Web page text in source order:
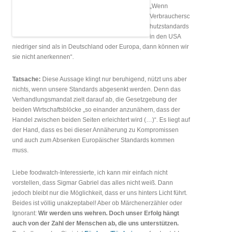
„Wenn
Verbrauchersc
hutzstandards
in den USA
niedriger sind als in Deutschland oder Europa, dann können wir
sie nicht anerkennen“.
Tatsache: Diese Aussage klingt nur beruhigend, nützt uns aber
nichts, wenn unsere Standards abgesenkt werden. Denn das
Verhandlungsmandat zielt darauf ab, die Gesetzgebung der
beiden Wirtschaftsblöcke „so einander anzunähern, dass der
Handel zwischen beiden Seiten erleichtert wird (…)“. Es liegt auf
der Hand, dass es bei dieser Annäherung zu Kompromissen
und auch zum Absenken Europäischer Standards kommen
muss.
Liebe foodwatch-Interessierte, ich kann mir einfach nicht
vorstellen, dass Sigmar Gabriel das alles nicht weiß. Dann
jedoch bleibt nur die Möglichkeit, dass er uns hinters Licht führt.
Beides ist völlig unakzeptabel! Aber ob Märchenerzähler oder
Ignorant: Wir werden uns wehren. Doch unser Erfolg hängt
auch von der Zahl der Menschen ab, die uns unterstützen.